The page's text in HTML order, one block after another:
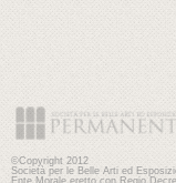
©Copyright 2012
Società per le Belle Arti ed
Ente Morale eretto con Regio